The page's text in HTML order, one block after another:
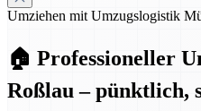
Umziehen mit Umzugslogistik
🏠 Professioneller
Roßlau – pünktlich,